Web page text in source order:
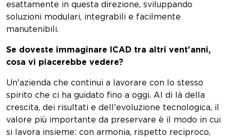
esattamente in questa direzione, sviluppando
soluzioni modulari, integrabili e facilmente
manutenibili.
Se doveste immaginare ICAD tra altri vent'anni,
cosa vi piacerebbe vedere?
Un'azienda che continui a lavorare con lo stesso
spirito che ci ha guidato fino a oggi. Al di là della
crescita, dei risultati e dell'evoluzione tecnologica, il
valore più importante da preservare è il modo in cui
si lavora insieme: con armonia, rispetto reciproco,